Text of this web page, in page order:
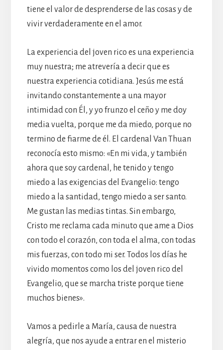
tiene el valor de desprenderse de las cosas y de
vivir verdaderamente en el amor.
La experiencia del joven rico es una experiencia
muy nuestra; me atrevería a decir que es
nuestra experiencia cotidiana. Jesús me está
invitando constantemente a una mayor
intimidad con Él, y yo frunzo el ceño y me doy
media vuelta, porque me da miedo, porque no
termino de fiarme de él. El cardenal Van Thuan
reconocía esto mismo: «En mi vida, y también
ahora que soy cardenal, he tenido y tengo
miedo a las exigencias del Evangelio: tengo
miedo a la santidad, tengo miedo a ser santo.
Me gustan las medias tintas. Sin embargo,
Cristo me reclama cada minuto que ame a Dios
con todo el corazón, con toda el alma, con todas
mis fuerzas, con todo mi ser. Todos los días he
vivido momentos como los del joven rico del
Evangelio, que se marcha triste porque tiene
muchos bienes».
Vamos a pedirle a María, causa de nuestra
alegría, que nos ayude a entrar en el misterio